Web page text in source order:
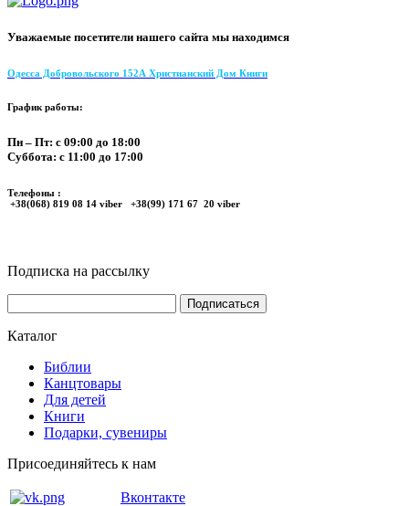
Уважаемые посетители нашего сайта мы находимся
Одесса Добровольского 152А Христианский Дом Книги
График работы:
Пн – Пт: с 09:00 до 18:00
Суббота: с 11:00 до 17:00
Телефоны :
+38(068) 819 08 14 viber +38(99) 171 67 20 viber
Подписка на рассылку
Каталог
Библии
Канцтовары
Для детей
Книги
Подарки, сувениры
Присоединяйтесь к нам
Вконтакте